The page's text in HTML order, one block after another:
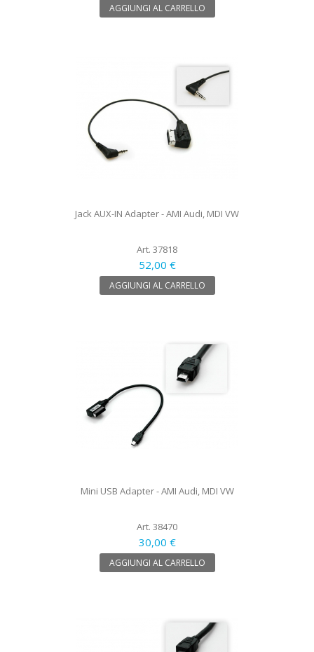
AGGIUNGI AL CARRELLO
Jack AUX-IN Adapter - AMI Audi, MDI VW
Art. 37818
52,00 €
AGGIUNGI AL CARRELLO
Mini USB Adapter - AMI Audi, MDI VW
Art. 38470
30,00 €
AGGIUNGI AL CARRELLO